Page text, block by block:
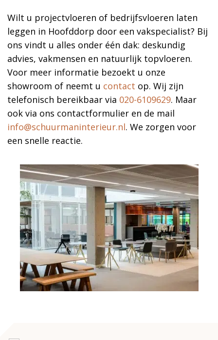
Wilt u projectvloeren of bedrijfsvloeren laten
leggen in Hoofddorp door een vakspecialist? Bij
ons vindt u alles onder één dak: deskundig
advies, vakmensen en natuurlijk topvloeren.
Voor meer informatie bezoekt u onze
showroom of neemt u contact op. Wij zijn
telefonisch bereikbaar via 020-6109629. Maar
ook via ons contactformulier en de mail
info@schuurmaninterieur.nl. We zorgen voor
een snelle reactie.